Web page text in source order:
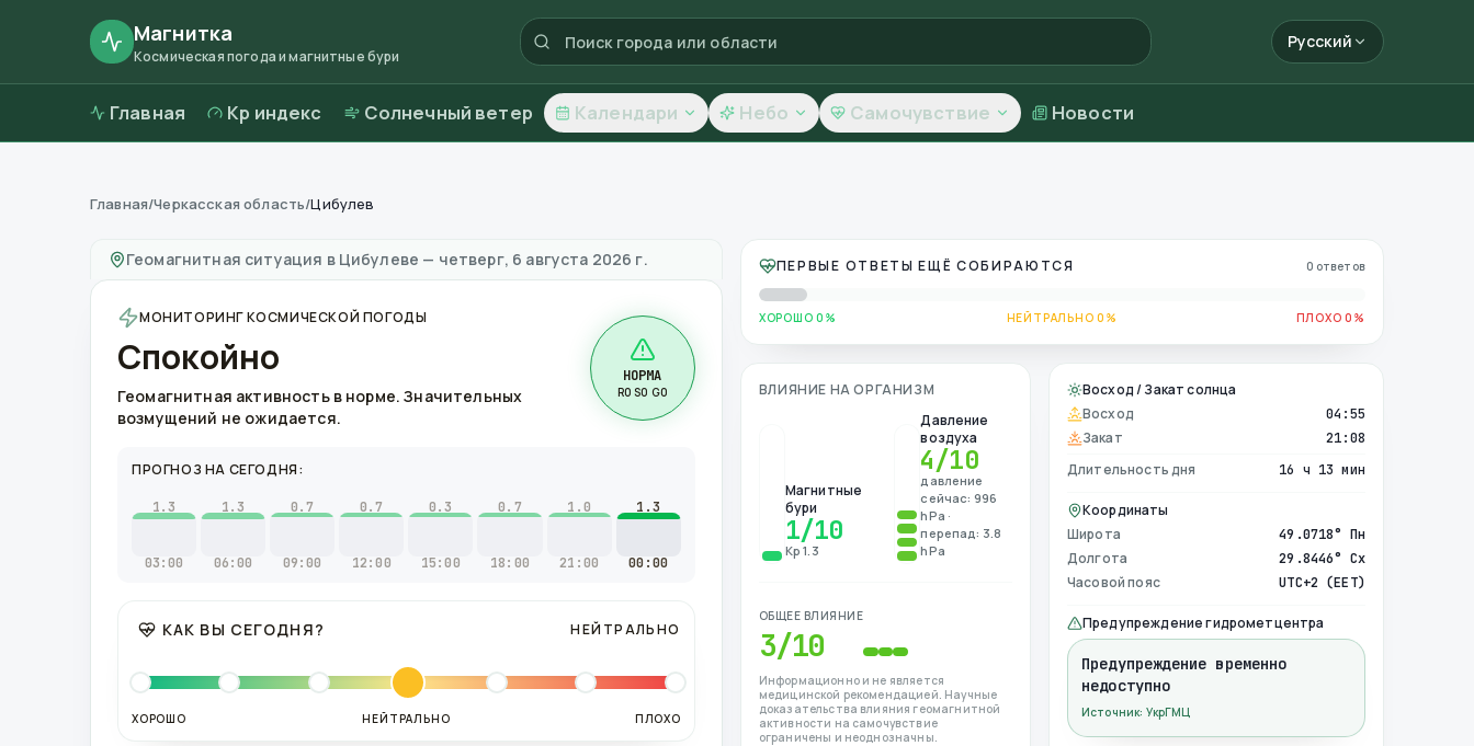
Магнитка
Космическая погода и магнитные бури
Русский
Главная Kp индекс Солнечный ветер Календари Небо Самочувствие Новости
Магнитные бури вЦибулеве—погода и качество воздуха
Главная/Черкасская область/Цибулев
Геомагнитная ситуация в Цибулеве — четверг, 6 августа 2026 г.
МОНИТОРИНГ КОСМИЧЕСКОЙ ПОГОДЫ
Спокойно
Геомагнитная активность в норме. Значительных
возмущений не ожидается.
НОРМА
R0 S0 G0
ПРОГНОЗ НА СЕГОДНЯ:
1.3
03:00
1.3
06:00
0.7
09:00
0.7
12:00
0.3
15:00
0.7
18:00
1.0
21:00
1.3
00:00
КАК ВЫ СЕГОДНЯ? НЕЙТРАЛЬНО
ХОРОШО НЕЙТРАЛЬНО ПЛОХО
ПЕРВЫЕ ОТВЕТЫ ЕЩЁ СОБИРАЮТСЯ 0 ответов
ХОРОШО 0% НЕЙТРАЛЬНО 0% ПЛОХО 0%
ВЛИЯНИЕ НА ОРГАНИЗМ
Магнитные
бури
1/10
Kp 1.3
Давление
воздуха
4/10
давление
сейчас: 996
hPa ·
перепад: 3.8
hPa
ОБЩЕЕ ВЛИЯНИЕ
3/10
Информационно и не является
медицинской рекомендацией. Научные
доказательства влияния геомагнитной
активности на самочувствие
ограничены и неоднозначны.
Восход / Закат солнца
Восход
04:55
Закат 21:08
Длительность дня 16 ч 13 мин
Координаты
Широта
49.0718° Пн
Долгота 29.8446° Сх
Часовой пояс UTC+2 (EET)
Предупреждение гидрометцентра
Предупреждение временно
недоступно
Источник: УкрГМЦ